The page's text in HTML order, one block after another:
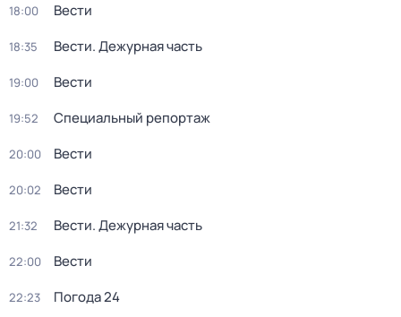
18:00 Вести
18:35 Вести. Дежурная часть
19:00 Вести
19:52 Специальный репортаж
20:00 Вести
20:02 Вести
21:32 Вести. Дежурная часть
22:00 Вести
22:23 Погода 24